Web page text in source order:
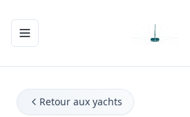
Ouvrir/fermer le menu de navigation
Retour aux yachts